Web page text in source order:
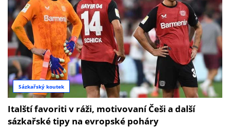
Sázkařský koutek
Italští favoriti v ráži, motivovaní Češi a další
sázkařské tipy na evropské poháry